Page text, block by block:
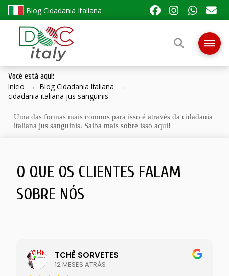
Blog Cidadania Italiana
Você está aqui:
Início → Blog Cidadania Italiana
→
cidadania italiana jus sanguinis
Uma das formas mais comuns para isso é através da cidadania
italiana jus sanguinis. Saiba mais sobre isso aqui!
O QUE OS CLIENTES FALAM
SOBRE NÓS
TCHÊ SORVETES
12 MESES ATRÁS